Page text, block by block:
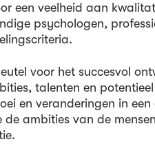
een veelheid aan
psychologen,
voor het succesvol
talenten en
en veranderingen in
ambities van de